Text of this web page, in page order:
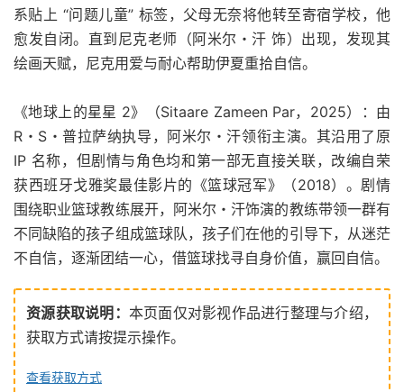
系贴上 “问题儿童” 标签，父母无奈将他转至寄宿学校，他
愈发自闭。直到尼克老师（阿米尔・汗 饰）出现，发现其
绘画天赋，尼克用爱与耐心帮助伊夏重拾自信。
《地球上的星星 2》（Sitaare Zameen Par，2025）：由
R・S・普拉萨纳执导，阿米尔・汗领衔主演。其沿用了原
IP 名称，但剧情与角色均和第一部无直接关联，改编自荣
获西班牙戈雅奖最佳影片的《篮球冠军》（2018）。剧情
围绕职业篮球教练展开，阿米尔・汗饰演的教练带领一群有
不同缺陷的孩子组成篮球队，孩子们在他的引导下，从迷茫
不自信，逐渐团结一心，借篮球找寻自身价值，赢回自信。
资源获取说明： 本页面仅对影视作品进行整理与介绍，
获取方式请按提示操作。
查看获取方式